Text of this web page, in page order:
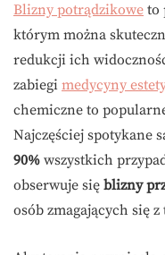
Blizny potrądzikowe to
którym można
redukcji ich
zabiegi medycyny
chemiczne to
Najczęściej spotykane
90% wszystkich
obserwuje się blizny
osób zmagających się